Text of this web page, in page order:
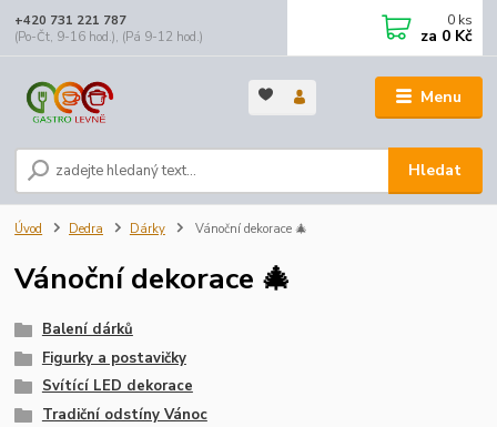
Menu
Hledat
+420 731 221 787
(Po-Čt, 9-16 hod.), (Pá 9-12 hod.)
0 ks
za 0 Kč
Úvod Dedra Dárky Vánoční dekorace 🎄
Vánoční dekorace 🎄
Balení dárků
Figurky a postavičky
Svítící LED dekorace
Tradiční odstíny Vánoc